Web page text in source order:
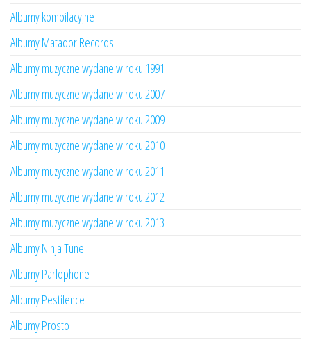
Albumy kompilacyjne
Albumy Matador Records
Albumy muzyczne wydane w roku 1991
Albumy muzyczne wydane w roku 2007
Albumy muzyczne wydane w roku 2009
Albumy muzyczne wydane w roku 2010
Albumy muzyczne wydane w roku 2011
Albumy muzyczne wydane w roku 2012
Albumy muzyczne wydane w roku 2013
Albumy Ninja Tune
Albumy Parlophone
Albumy Pestilence
Albumy Prosto